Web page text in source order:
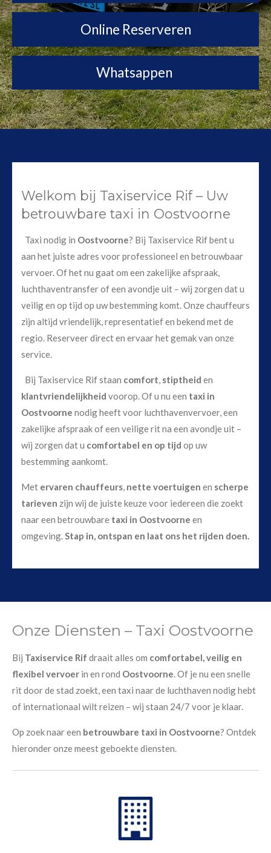
Online Reserveren
Whatsappen
Welkom bij Taxiservice Rif – Uw
betrouwbare taxi in Oostvoorne
Taxi nodig in Oostvoorne? Bij Taxiservice Rif bent u
aan het juiste adres voor professioneel en betrouwbaar
vervoer. Of het nu gaat om een zakelijke afspraak,
luchthaventransfer of een avondje uit – wij zorgen dat u
veilig en op tijd op uw bestemming komt. Onze chauffeurs
zijn altijd vriendelijk, representatief en bekend met de
regio. Reserveer direct en ervaar het gemak van onze
service.
Bij Taxiservice Rif staan comfort, stiptheid en
klantvriendelijkheid voorop. Of u nu een taxi in
Oostvoorne nodig heeft voor luchthavenvervoer, een
zakelijke afspraak of een veilige rit na een avondje uit –
wij zorgen dat u comfortabel en op tijd op uw
bestemming aankomt.
Met ervaren chauffeurs, nette voertuigen en scherpe
tarieven zijn wij de juiste keuze voor iedereen die zoekt
naar een betrouwbare taxi in Oostvoorne en
omgeving.Stap in, ontspan en laat ons het rijden doen.
Onze Diensten – Taxi Oostvoorne
Bij Taxiservice Rif draait alles om comfortabel, veilig en
flexibel vervoer in en rond Oostvoorne. Of je nu een snelle
rit door de stad zoekt, een taxi naar de luchthaven nodig hebt
of internationaal wilt reizen – wij staan 24/7 voor je klaar.
Op zoek naar een betrouwbare taxi in Oostvoorne? Ontdek
hieronder onze meest geboekte diensten.